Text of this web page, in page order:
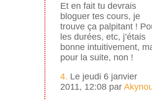
Et en fait tu devrais
bloguer tes cours, je
trouve ça palpitant !
les durées, etc, j’étais
bonne intuitivement,
pour la suite, non !
4. Le jeudi 6 janvier
2011, 12:08 par